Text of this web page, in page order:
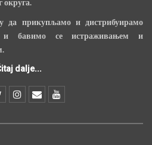
округа.
прикупљамо и дистрибуирамо
и бавимо се истраживањем и
dalje...